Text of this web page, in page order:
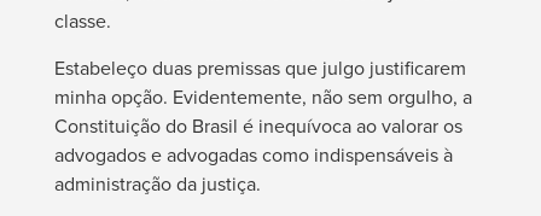
classe.
Estabeleço duas premissas que julgo justificarem
minha opção. Evidentemente, não sem orgulho, a
Constituição do Brasil é inequívoca ao valorar os
advogados e advogadas como indispensáveis à
administração da justiça.